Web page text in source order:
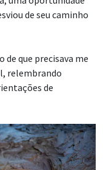
de seu caminho
que precisava me
relembrando
de